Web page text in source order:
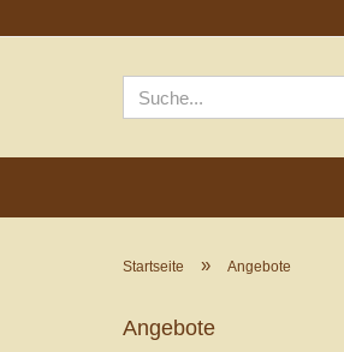
Startseite » Angebote
Angebote